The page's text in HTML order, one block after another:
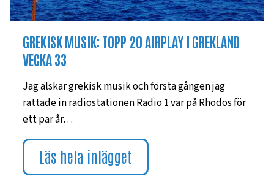
GREKISK MUSIK: TOPP 20 AIRPLAY I GREKLAND
VECKA 33
Jag älskar grekisk musik och första gången jag
rattade in radiostationen Radio 1 var på Rhodos för
ett par år…
Läs hela inlägget